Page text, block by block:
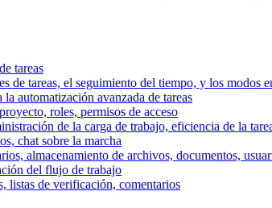
tareas
de tareas, el seguimiento del tiempo, y los modos
automatización avanzada de tareas
roles, permisos de acceso
de la carga de trabajo, eficiencia de la
chat sobre la marcha
almacenamiento de archivos, documentos,
del flujo de trabajo
listas de verificación, comentarios